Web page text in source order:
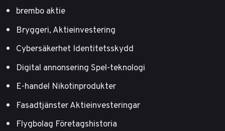
brembo aktie
Bryggeri, Aktieinvestering
Cybersäkerhet Identitetsskydd
Digital annonsering Spel-teknologi
E-handel Nikotinprodukter
Fasadtjänster Aktieinvesteringar
Flygbolag Företagshistoria